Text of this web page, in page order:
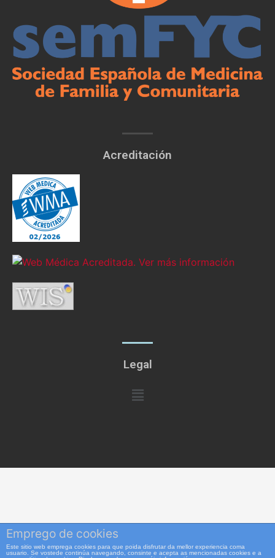
Acreditación
Legal
Menú
Emprego de cookies
Este sitio web emprega cookies para que poida disfrutar da mellor experiencia coma
usuario. Se vostede continúa navegando, consinte e acepta as mencionadas cookies e a